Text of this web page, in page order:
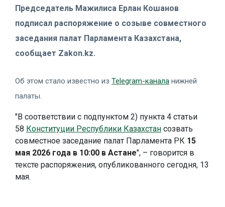
Председатель Мажилиса Ерлан Кошанов
подписал распоряжение о созыве совместного
заседания палат Парламента Казахстана,
сообщает Zakon.kz.
Об этом стало известно из Telegram-канала нижней
палаты.
"В соответствии с подпунктом 2) пункта 4 статьи
58 Конституции Республики Казахстан созвать
совместное заседание палат Парламента РК 15
мая 2026 года в 10:00 в Астане", – говорится в
тексте распоряжения, опубликованного сегодня, 13
мая.